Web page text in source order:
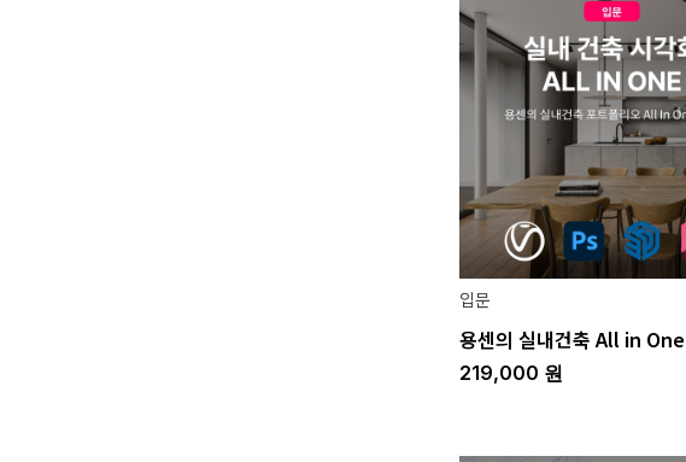
입문
용센의 실내건축 All in One
219,000 원